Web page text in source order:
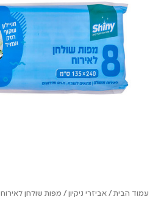
עמוד הבית / אביזרי ניקיון / מפות שולחן לאירוח